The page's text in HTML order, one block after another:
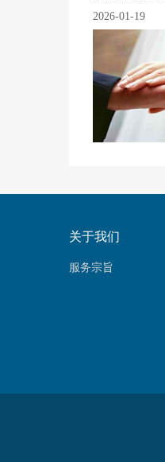
2026-01-19
关于我们
服务宗旨